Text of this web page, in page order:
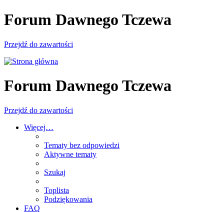
Forum Dawnego Tczewa
Przejdź do zawartości
Forum Dawnego Tczewa
Przejdź do zawartości
Więcej…
Tematy bez odpowiedzi
Aktywne tematy
Szukaj
Toplista
Podziękowania
FAQ